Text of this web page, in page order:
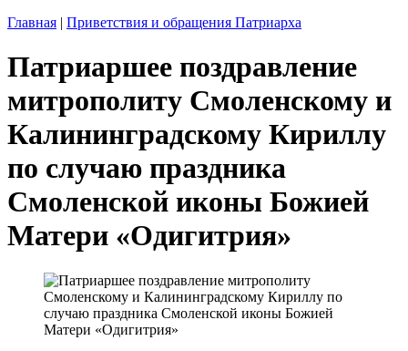
Главная | Приветствия и обращения Патриарха
Патриаршее поздравление
митрополиту Смоленскому и
Калининградскому Кириллу
по случаю праздника
Смоленской иконы Божией
Матери «Одигитрия»